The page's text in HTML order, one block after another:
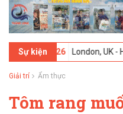
Sự kiện
2026 London, UK - Hội
Giải trí Ẩm thực
Tôm rang